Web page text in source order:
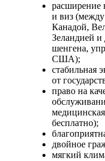
расширение
и виз
Канадой,
Зеландией и
шенгена,
США);
стабильная
от
право на
бесплатно);
двойное
мягкий